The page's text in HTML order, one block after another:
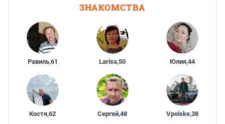
ЗНАКОМСТВА
Равиль,61 Larisa,50 Юлия,44
Костя,62 Сергей,48 Vpoiske,38